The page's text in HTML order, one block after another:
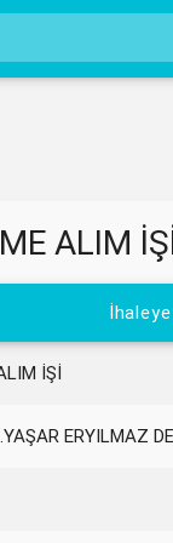
ALIM
İŞİ
ERYILMAZ